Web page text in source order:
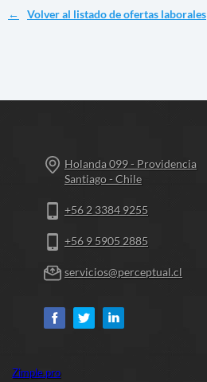
Volver al listado de ofertas laborales
Holanda 099 - Providencia
Santiago - Chile
+56 2 3384 9255
+56 9 5905 2885
servicios@perceptual.cl
Zimple.pro